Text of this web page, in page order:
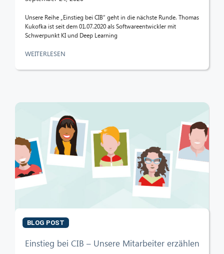
Unsere Reihe „Einstieg bei CIB“ geht in die nächste Runde. Thomas
Kukofka ist seit dem 01.07.2020 als Softwareentwickler mit
Schwerpunkt KI und Deep Learning
WEITERLESEN
BLOG POST
Einstieg bei CIB – Unsere Mitarbeiter erzählen